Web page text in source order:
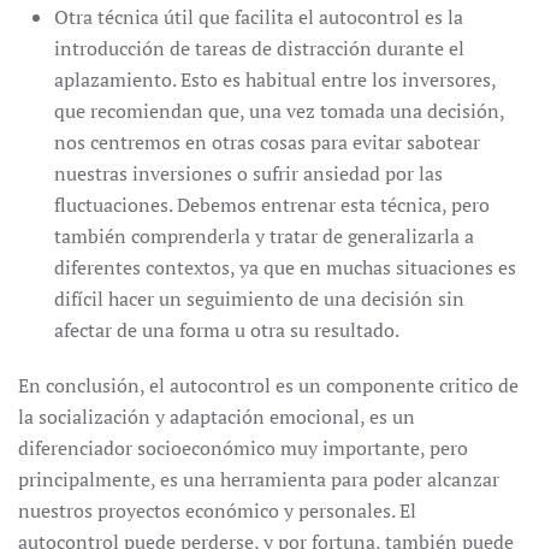
Otra técnica útil que facilita el autocontrol es la
introducción de tareas de distracción durante el
aplazamiento. Esto es habitual entre los inversores,
que recomiendan que, una vez tomada una decisión,
nos centremos en otras cosas para evitar sabotear
nuestras inversiones o sufrir ansiedad por las
fluctuaciones. Debemos entrenar esta técnica, pero
también comprenderla y tratar de generalizarla a
diferentes contextos, ya que en muchas situaciones es
difícil hacer un seguimiento de una decisión sin
afectar de una forma u otra su resultado.
En conclusión, el autocontrol es un componente critico de
la socialización y adaptación emocional, es un
diferenciador socioeconómico muy importante, pero
principalmente, es una herramienta para poder alcanzar
nuestros proyectos económico y personales. El
autocontrol puede perderse, y por fortuna, también puede